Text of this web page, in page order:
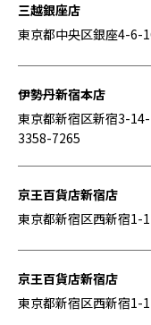
三越銀座店
東京都中央区銀座4-6-
伊勢丹新宿本店
東京都新宿区新宿3-
3358-7265
京王百貨店新宿店
東京都新宿区西新宿1-
京王百貨店新宿店
東京都新宿区西新宿1-